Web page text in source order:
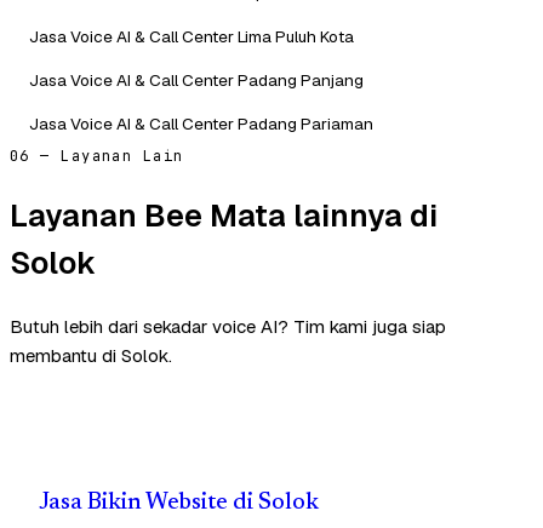
Jasa Voice AI & Call Center Lima Puluh Kota
Jasa Voice AI & Call Center Padang Panjang
Jasa Voice AI & Call Center Padang Pariaman
06 — Layanan Lain
Layanan Bee Mata lainnya di
Solok
Butuh lebih dari sekadar voice AI? Tim kami juga siap
membantu di Solok.
Jasa Bikin Website di Solok